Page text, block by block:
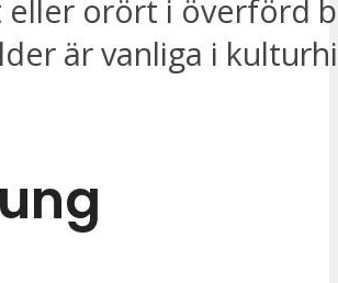
orört i överförd
är vanliga i